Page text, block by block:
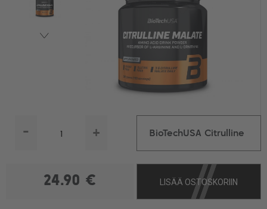
- + BioTechUSA Citrulline
Malate, 300 g
24.90 € LISÄÄ OSTOSKORIIN